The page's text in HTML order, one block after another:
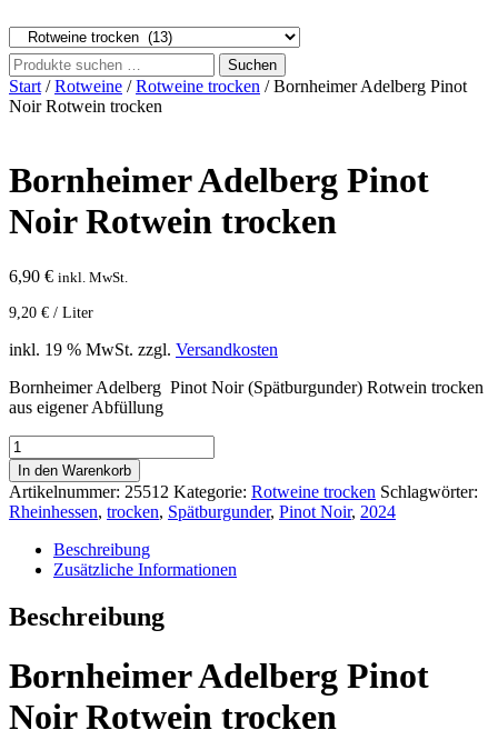
Suchen
nach:
Suchen
Start /Rotweine /Rotweine trocken / Bornheimer Adelberg Pinot
Noir Rotwein trocken
Bornheimer Adelberg Pinot
Noir Rotwein trocken
6,90 € inkl. MwSt.
9,20 € / Liter
inkl. 19 % MwSt. zzgl. Versandkosten
Bornheimer Adelberg Pinot Noir (Spätburgunder) Rotwein trocken
aus eigener Abfüllung
Bornheimer
Adelberg
Pinot
Noir
Rotwein
trocken
Menge
In den Warenkorb
Artikelnummer: 25512 Kategorie: Rotweine trocken Schlagwörter:
Rheinhessen, trocken, Spätburgunder, Pinot Noir, 2024
Beschreibung
Zusätzliche Informationen
Beschreibung
Bornheimer Adelberg Pinot
Noir Rotwein trocken